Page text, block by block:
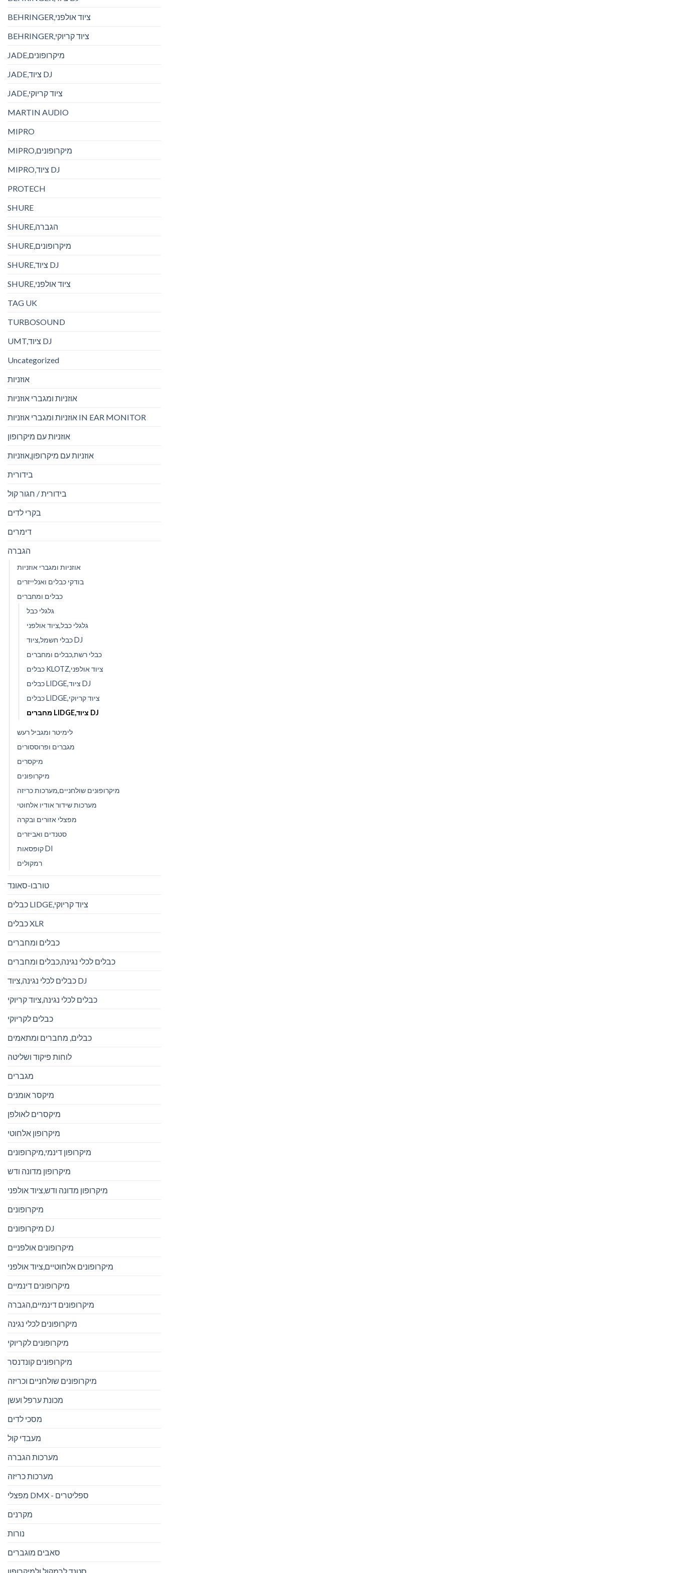
BEHRINGER,ציוד אולפני
BEHRINGER,ציוד קריוקי
JADE,מיקרופונים
JADE,ציוד DJ
JADE,ציוד קריוקי
MARTIN AUDIO
MIPRO
MIPRO,מיקרופונים
MIPRO,ציוד DJ
PROTECH
SHURE
SHURE,הגברה
SHURE,מיקרופונים
SHURE,ציוד DJ
SHURE,ציוד אולפני
TAG UK
TURBOSOUND
UMT,ציוד DJ
Uncategorized
אוזניות
אוזניות ומגברי אוזניות
אוזניות ומגברי אוזניות IN EAR MONITOR
אוזניות עם מיקרופון
אוזניות עם מיקרופון,אוזניות
בידורית
בידורית / חגור קול
בקרי לדים
דימרים
הגברה
אוזניות ומגברי אוזניות
בודקי כבלים ואנלייזרים
כבלים ומחברים
גלגלי כבל
גלגלי כבל,ציוד אולפני
כבלי חשמל,ציוד DJ
כבלי רשת,כבלים ומחברים
כבלים KLOTZ,ציוד אולפני
כבלים LIDGE,ציוד DJ
כבלים LIDGE,ציוד קריוקי
מחברים LIDGE,ציוד DJ
לימיטר ומגביל רעש
מגברים ופרוססורים
מיקסרים
מיקרופונים
מיקרופונים שולחניים,מערכות כריזה
מערכות שידור אודיו אלחוטי
מפצלי אזורים ובקרה
סטנדים ואביזרים
קופסאות DI
רמקולים
טורבו-סאונד
כבלים LIDGE,ציוד קריוקי
כבלים XLR
כבלים ומחברים
כבלים לכלי נגינה,כבלים ומחברים
כבלים לכלי נגינה,ציוד DJ
כבלים לכלי נגינה,ציוד קריוקי
כבלים לקריוקי
כבלים, מחברים ומתאמים
לוחות פיקוד ושליטה
מגברים
מיקסר אומנים
מיקסרים לאולפן
מיקרופון אלחוטי
מיקרופון דינמי,מיקרופונים
מיקרופון מדונה ודש
מיקרופון מדונה ודש,ציוד אולפני
מיקרופונים
מיקרופונים DJ
מיקרופונים אולפניים
מיקרופונים אלחוטיים,ציוד אולפני
מיקרופונים דינמיים
מיקרופונים דינמיים,הגברה
מיקרופונים לכלי נגינה
מיקרופונים לקריוקי
מיקרופונים קונדנסר
מיקרופונים שולחניים וכריזה
מכונת ערפל ועשן
מסכי לדים
מעבדי קול
מערכות הגברה
מערכות כריזה
מפצלי DMX - ספליטרים
מקרנים
נורות
סאבים מוגברים